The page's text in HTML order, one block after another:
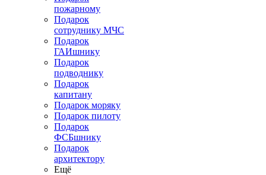
пожарному
Подарок
сотруднику МЧС
Подарок
ГАИшнику
Подарок
подводнику
Подарок
капитану
Подарок моряку
Подарок пилоту
Подарок
ФСБшнику
Подарок
архитектору
Ещё